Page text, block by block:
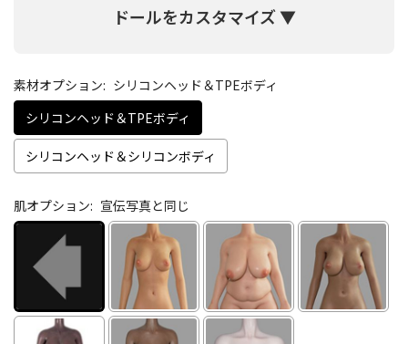
ドールをカスタマイズ ▼
素材オプション: シリコンヘッド＆TPEボディ
シリコンヘッド＆TPEボディ
シリコンヘッド＆シリコンボディ
肌オプション: 宣伝写真と同じ